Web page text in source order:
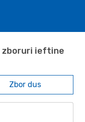
zboruri ieftine
Zbor dus